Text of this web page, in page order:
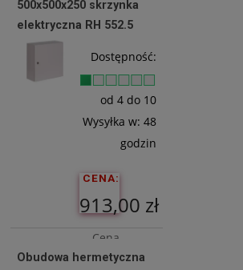
Do
500x500x250 skrzynka
elektryczna RH 552.5
Dostępność:
od 4 do 10
Wysyłka w: 48
godzin
CENA:
913,00 zł
Cena
netto:
Obudowa hermetyczna